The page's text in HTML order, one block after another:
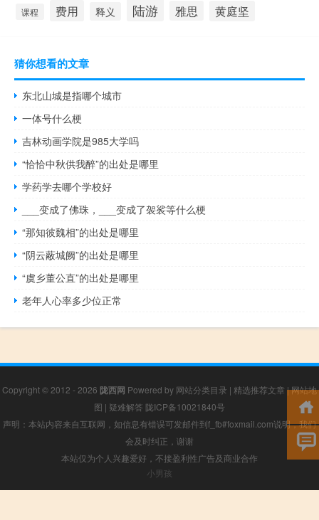
课程 费用 释义 陆游 雅思 黄庭坚
猜你想看的文章
东北山城是指哪个城市
一体号什么梗
吉林动画学院是985大学吗
“恰恰中秋供我醉”的出处是哪里
学药学去哪个学校好
___变成了佛珠，___变成了袈裟等什么梗
“那知彼魏相”的出处是哪里
“阴云蔽城阙”的出处是哪里
“虞乡董公直”的出处是哪里
老年人心率多少位正常
Copyright © 2012 - 2026 陇西网 Powered by 网站分类目录 | 精选推荐文章 |网站地
图 | 疑难解答 陇ICP备10021840号
声明：本站内容来自互联网，如信息有错误可发邮件到f_fb#foxmail.com说明，我们
会及时纠正，谢谢
本站仅为个人兴趣爱好，不接盈利性广告及商业合作
小男孩